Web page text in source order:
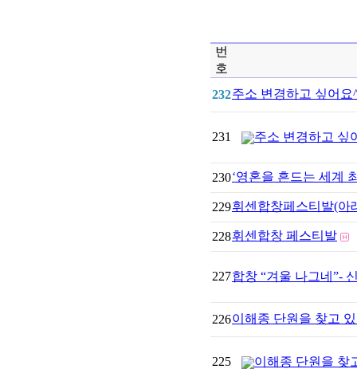
번
호
232주소 변경하고 싶어요
231 주소 변경하고 싶
230‘영혼을 흔드는 세계
229휘센합창페스티발(아
228휘센합창 페스티발
227합창 “겨울 나그네”-
226이해종 단원을 찾고
225 이해종 단원을 찾